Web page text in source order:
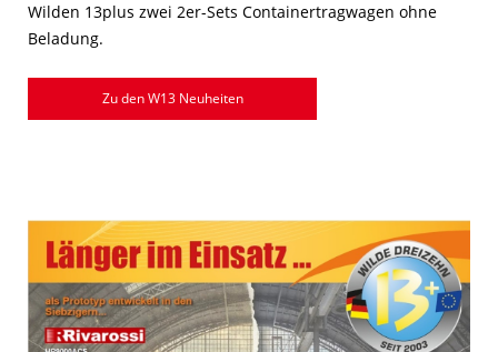
Wilden 13plus zwei 2er-Sets Containertragwagen ohne
Beladung.
Zu den W13 Neuheiten